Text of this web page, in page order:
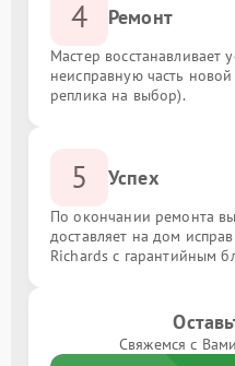
4 Ремонт
Мастер восстанавливает
неисправную часть
реплика на выбор).
5 Успех
По окончании ремонта
доставляет на дом
Richards с гарантийным
Свяжемся с